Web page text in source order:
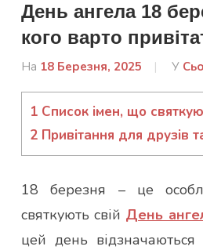
День ангела 18
кого варто
На 18 Березня, 2025
Від
У
1 Список імен, що
2 Привітання для друзів
18 березня – це
святкують свій День
цей день відзначаються